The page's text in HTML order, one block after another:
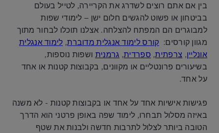
בין אם אתם רוצים לשדרג את הקריירה, לטייל בעולם
בביטחון או פשוט להגשים חלום ישן – לימודי שפות
למבוגרים הם המפתח להצלחה. אצלנו תוכלו לבחור מתוך
מגוון קורסים: קורס לימוד אנגלית מדוברת, לימוד אנגלית
אונליין, צרפתית, ספרדית, גרמנית ושפות נוספות,
בשיעורים פרונטליים או מקוונים, בקבוצות קטנות או אחד
על אחד.
פגישות אישיות אחד על אחד או בקבוצות קטנות - לא משנה
באיזה מסלול תבחרו, לימוד שפה באופן פרטני הוא הדרך
הטובה ביותר לצלול לתרבות חדשה ולבנות את שטף